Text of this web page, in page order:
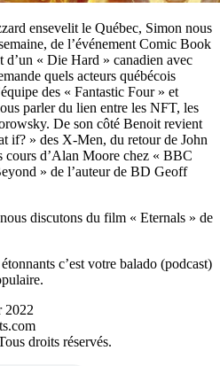
ensevelit le Québec, Simon nous
de l’événement Comic Book
d’un « Die Hard » canadien avec
quels acteurs québécois
des « Fantastic Four » et
parler du lien entre les NFT, les
De son côté Benoit revient
if? » des X-Men, du retour de John
cours d’Alan Moore chez « BBC
» de l’auteur de BD Geoff
discutons du film « Eternals » de
c’est votre balado (podcast)
2022
droits réservés.